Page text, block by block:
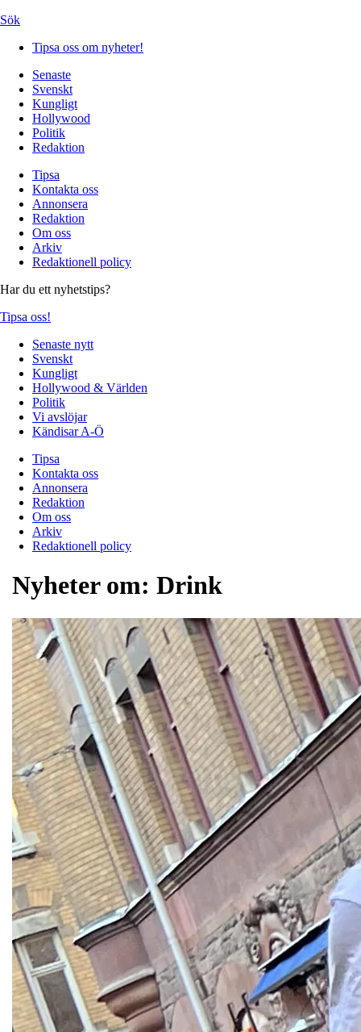
Sök
Tipsa oss om nyheter!
Senaste
Svenskt
Kungligt
Hollywood
Politik
Redaktion
Tipsa
Kontakta oss
Annonsera
Redaktion
Om oss
Arkiv
Redaktionell policy
Har du ett nyhetstips?
Tipsa oss!
Senaste nytt
Svenskt
Kungligt
Hollywood & Världen
Politik
Vi avslöjar
Kändisar A-Ö
Tipsa
Kontakta oss
Annonsera
Redaktion
Om oss
Arkiv
Redaktionell policy
Nyheter om: Drink